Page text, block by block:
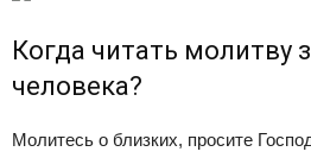
Когда читать молитву
человека?
Молитесь о близких, просите